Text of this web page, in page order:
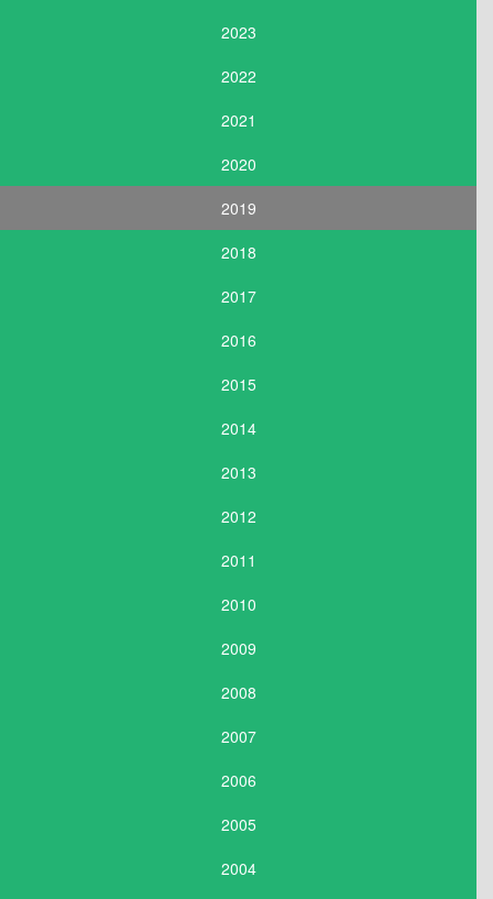
2023
2022
2021
2020
2019
2018
2017
2016
2015
2014
2013
2012
2011
2010
2009
2008
2007
2006
2005
2004